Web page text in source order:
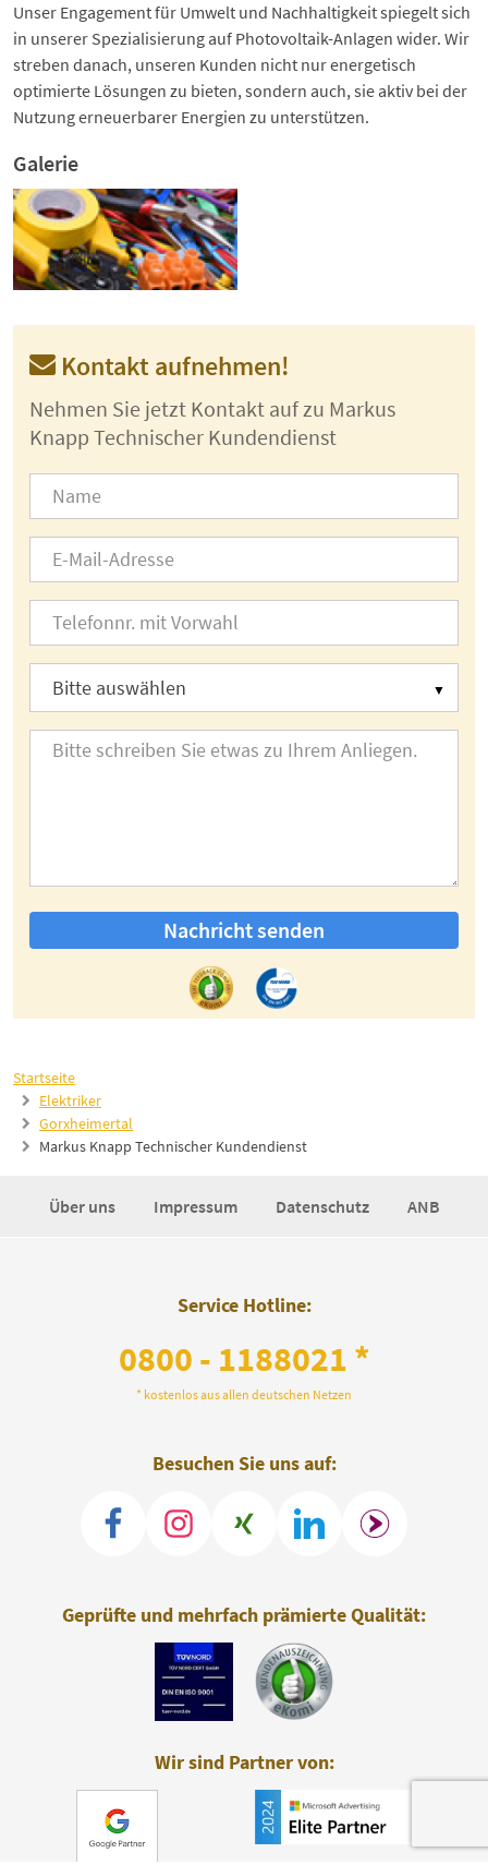
Startseite
Elektriker
Gorxheimertal
Markus Knapp Technischer Kundendienst
Unser Engagement für Umwelt und Nachhaltigkeit spiegelt sich
in unserer Spezialisierung auf Photovoltaik-Anlagen wider. Wir
streben danach, unseren Kunden nicht nur energetisch
optimierte Lösungen zu bieten, sondern auch, sie aktiv bei der
Nutzung erneuerbarer Energien zu unterstützen.
Galerie
Kontakt aufnehmen!
Nehmen Sie jetzt Kontakt auf zu Markus
Knapp Technischer Kundendienst
Nachricht senden
Über uns Impressum Datenschutz ANB
Service Hotline:
0800 - 1188021 *
* kostenlos aus allen deutschen Netzen
Besuchen Sie uns auf:
Geprüfte und mehrfach prämierte Qualität:
Wir sind Partner von: